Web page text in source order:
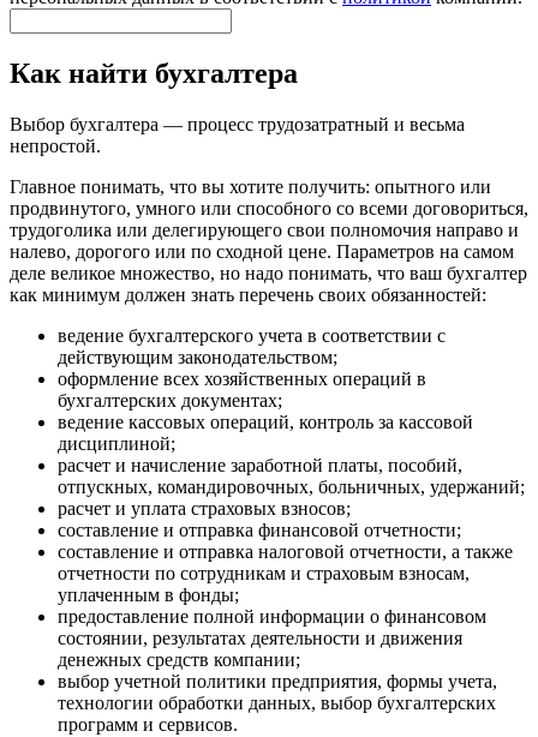
Как найти бухгалтера
Выбор бухгалтера — процесс трудозатратный и весьма
непростой.
Главное понимать, что вы хотите получить: опытного или
продвинутого, умного или способного со всеми договориться,
трудоголика или делегирующего свои полномочия направо и
налево, дорогого или по сходной цене. Параметров на самом
деле великое множество, но надо понимать, что ваш бухгалтер
как минимум должен знать перечень своих обязанностей:
ведение бухгалтерского учета в соответствии с
действующим законодательством;
оформление всех хозяйственных операций в
бухгалтерских документах;
ведение кассовых операций, контроль за кассовой
дисциплиной;
расчет и начисление заработной платы, пособий,
отпускных, командировочных, больничных, удержаний;
расчет и уплата страховых взносов;
составление и отправка финансовой отчетности;
составление и отправка налоговой отчетности, а также
отчетности по сотрудникам и страховым взносам,
уплаченным в фонды;
предоставление полной информации о финансовом
состоянии, результатах деятельности и движения
денежных средств компании;
выбор учетной политики предприятия, формы учета,
технологии обработки данных, выбор бухгалтерских
программ и сервисов.